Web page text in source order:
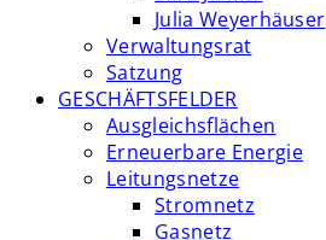
Julia Weyerhäuser
Verwaltungsrat
Satzung
GESCHÄFTSFELDER
Ausgleichsflächen
Erneuerbare Energie
Leitungsnetze
Stromnetz
Gasnetz